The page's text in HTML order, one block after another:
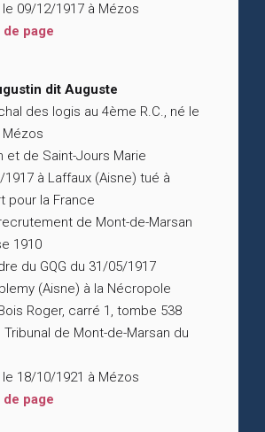
09/12/1917 à Mézos
de page
dit Auguste
des logis au 4ème R.C., né le
Mézos
et de Saint-Jours Marie
à Laffaux (Aisne) tué à
pour la France
de Mont-de-Marsan
1910
du GQG du 31/05/1917
(Aisne) à la Nécropole
Roger, carré 1, tombe 538
de Mont-de-Marsan du
18/10/1921 à Mézos
de page